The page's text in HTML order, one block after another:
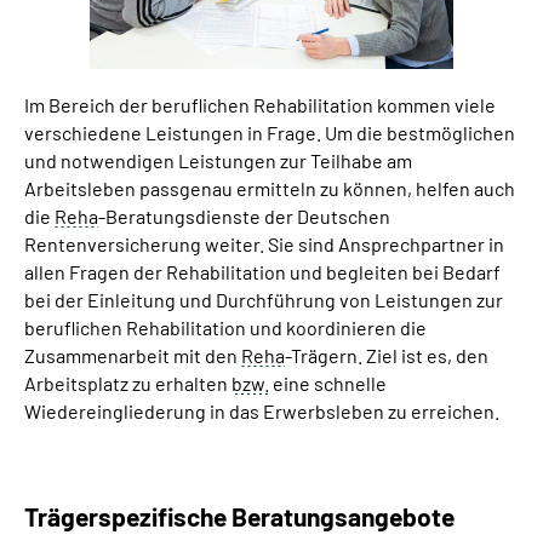
Language
Inhalte in Gebärdensprache (DGS)
Leichte Sprache
Mein Kundenportal
Im Bereich der beruflichen Rehabilitation kommen viele
verschiedene Leistungen in Frage. Um die bestmöglichen
und notwendigen Leistungen zur Teilhabe am
Arbeitsleben passgenau ermitteln zu können, helfen auch
die Reha-Beratungsdienste der Deutschen
Rentenversicherung weiter. Sie sind Ansprechpartner in
allen Fragen der Rehabilitation und begleiten bei Bedarf
bei der Einleitung und Durchführung von Leistungen zur
beruflichen Rehabilitation und koordinieren die
Zusammenarbeit mit den Reha-Trägern. Ziel ist es, den
Arbeitsplatz zu erhalten bzw. eine schnelle
Wiedereingliederung in das Erwerbsleben zu erreichen.
Trägerspezifische Beratungsangebote